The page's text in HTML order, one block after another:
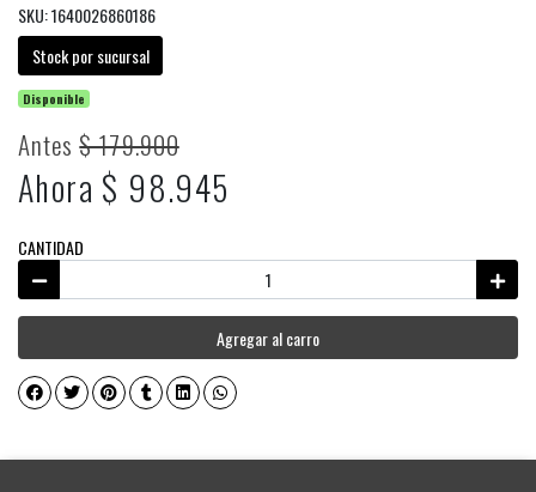
SKU: 1640026860186
Stock por sucursal
Disponible
Antes$ 179.900
Ahora $ 98.945
CANTIDAD
Agregar al carro